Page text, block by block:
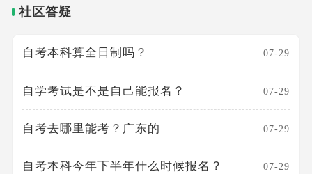
社区答疑
自考本科算全日制吗？ 07-29
自学考试是不是自己能报名？ 07-29
自考去哪里能考？广东的 07-29
自考本科今年下半年什么时候报名？ 07-29